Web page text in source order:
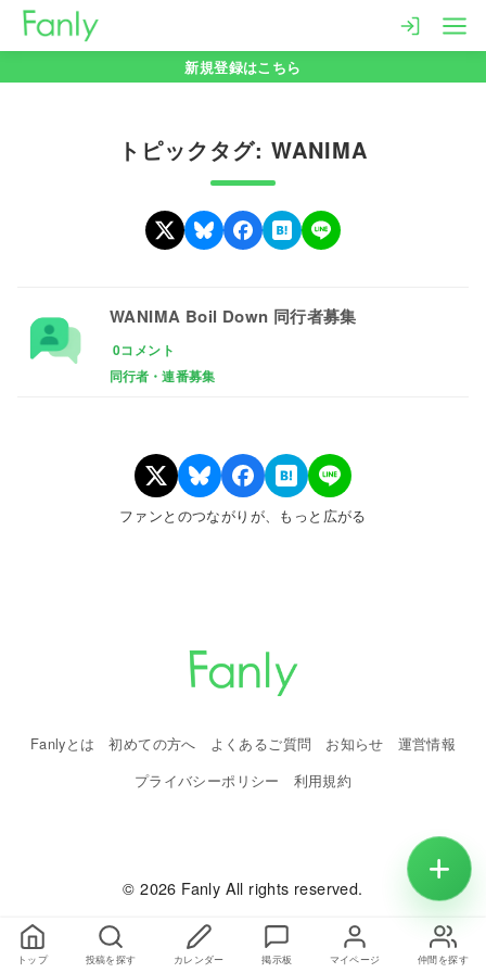
新規登録はこちら
トピックタグ: WANIMA
WANIMA Boil Down 同行者募集
0コメント
同行者・連番募集
ファンとのつながりが、もっと広がる
Fanlyとは 初めての方へ よくあるご質問 お知らせ
運営情報
プライバシーポリシー
利用規約
© 2026 Fanly All rights reserved.
トップ 投稿を探す カレンダー 掲示板 マイページ 仲間を探す